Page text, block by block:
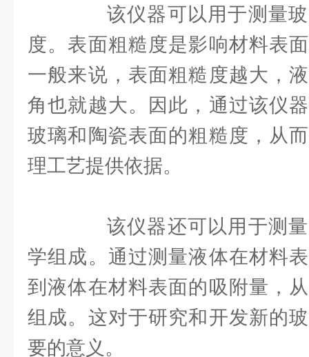
该仪器可以用于测量玻
度。表面粗糙度是影响材料表
一般来说，表面粗糙度越大，
角也就越大。因此，通过该仪
玻璃和陶瓷表面的粗糙度，从
理工艺提供依据。
该仪器还可以用于测量
学组成。通过测量液体在材料
到液体在材料表面的吸附量，
组成。这对于研究和开发新的
要的意义。